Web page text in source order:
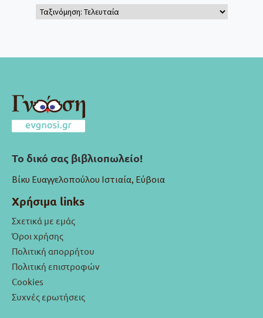
Το δικό σας βιβλιοπωλείο!
Βίκυ Ευαγγελοπούλου Ιστιαία, Εύβοια
Χρήσιμα links
Σχετικά με εμάς
Όροι χρήσης
Πολιτική απορρήτου
Πολιτική επιστροφών
Cookies
Συχνές ερωτήσεις